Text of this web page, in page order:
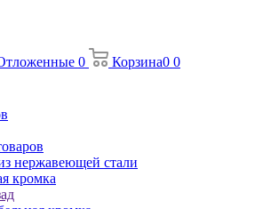
0 Корзина0 0
нержавеющей стали
кромка